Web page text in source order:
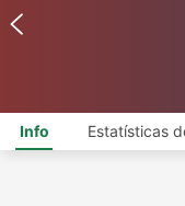
Info Estatísticas